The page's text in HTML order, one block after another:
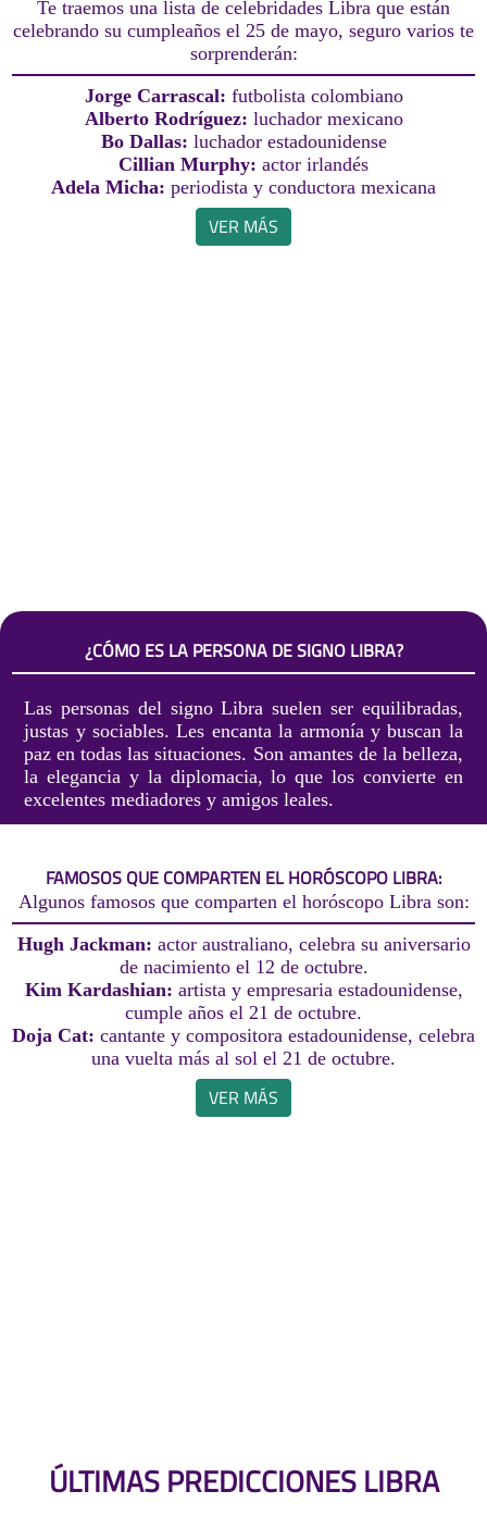
Te traemos una lista de celebridades Libra que están
celebrando su cumpleaños el 25 de mayo, seguro varios te
sorprenderán:
Jorge Carrascal: futbolista colombiano
Alberto Rodríguez: luchador mexicano
Bo Dallas: luchador estadounidense
Cillian Murphy: actor irlandés
Adela Micha: periodista y conductora mexicana
VER MÁS
¿CÓMO ES LA PERSONA DE SIGNO LIBRA?
Las personas del signo Libra suelen ser equilibradas,
justas y sociables. Les encanta la armonía y buscan la
paz en todas las situaciones. Son amantes de la belleza,
la elegancia y la diplomacia, lo que los convierte en
excelentes mediadores y amigos leales.
FAMOSOS QUE COMPARTEN EL HORÓSCOPO LIBRA:
Algunos famosos que comparten el horóscopo Libra son:
Hugh Jackman: actor australiano, celebra su aniversario
de nacimiento el 12 de octubre.
Kim Kardashian: artista y empresaria estadounidense,
cumple años el 21 de octubre.
Doja Cat: cantante y compositora estadounidense, celebra
una vuelta más al sol el 21 de octubre.
VER MÁS
ÚLTIMAS PREDICCIONES LIBRA